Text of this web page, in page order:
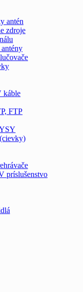
antén
zdroje
káble
FTP
príslušenstvo